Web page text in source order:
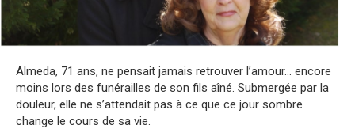
Almeda, 71 ans, ne pensait jamais retrouver l’amour… encore
moins lors des funérailles de son fils aîné. Submergée par la
douleur, elle ne s’attendait pas à ce que ce jour sombre
change le cours de sa vie.